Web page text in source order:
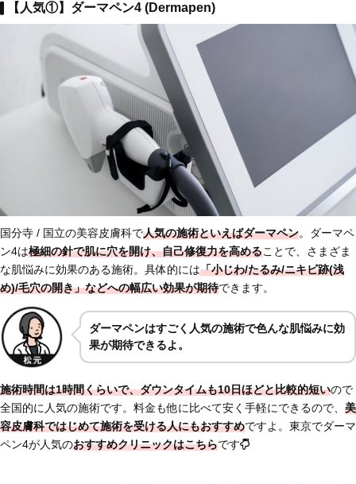
【人気①】ダーマペン4 (Dermapen)
国分寺 / 国立の美容皮膚科で人気の施術といえばダーマペン。ダーマペ
ン4は極細の針で肌に穴を開け、自己修復力を高めることで、さまざま
な肌悩みに効果のある施術。具体的には「小じわ/たるみ/ニキビ跡(浅
め)/毛穴の開き」などへの幅広い効果が期待できます。
ダーマペンはすごく人気の施術で色んな肌悩みに効
果が期待できるよ。
施術時間は1時間くらいで、ダウンタイムも10日ほどと比較的短いので
全国的に人気の施術です。料金も他に比べて安く手軽にできるので、 美
容皮膚科ではじめて施術を受ける人にもおすすめですよ。東京でダーマ
ペン4が人気のおすすめクリニックはこちらです